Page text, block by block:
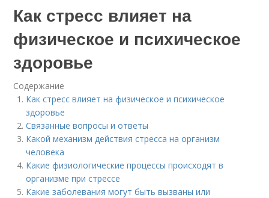
Как стресс влияет на
физическое и психическое
здоровье
Содержание
Как стресс влияет на физическое и психическое
здоровье
Связанные вопросы и ответы
Какой механизм действия стресса на организм
человека
Какие физиологические процессы происходят в
организме при стрессе
Какие заболевания могут быть вызваны или